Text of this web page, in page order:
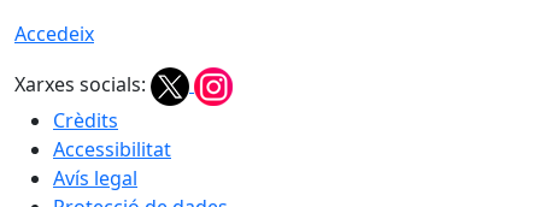
Accedeix
Xarxes socials:
Crèdits
Accessibilitat
Avís legal